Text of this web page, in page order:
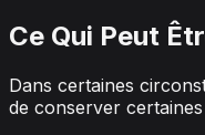
Ce Qui Peut
Dans certaines
de conserver